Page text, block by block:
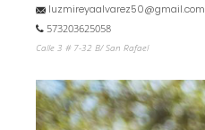
luzmireyaalvarez50@gmail.com
573203625058
Calle 3 # 7-32 B/ San Rafael